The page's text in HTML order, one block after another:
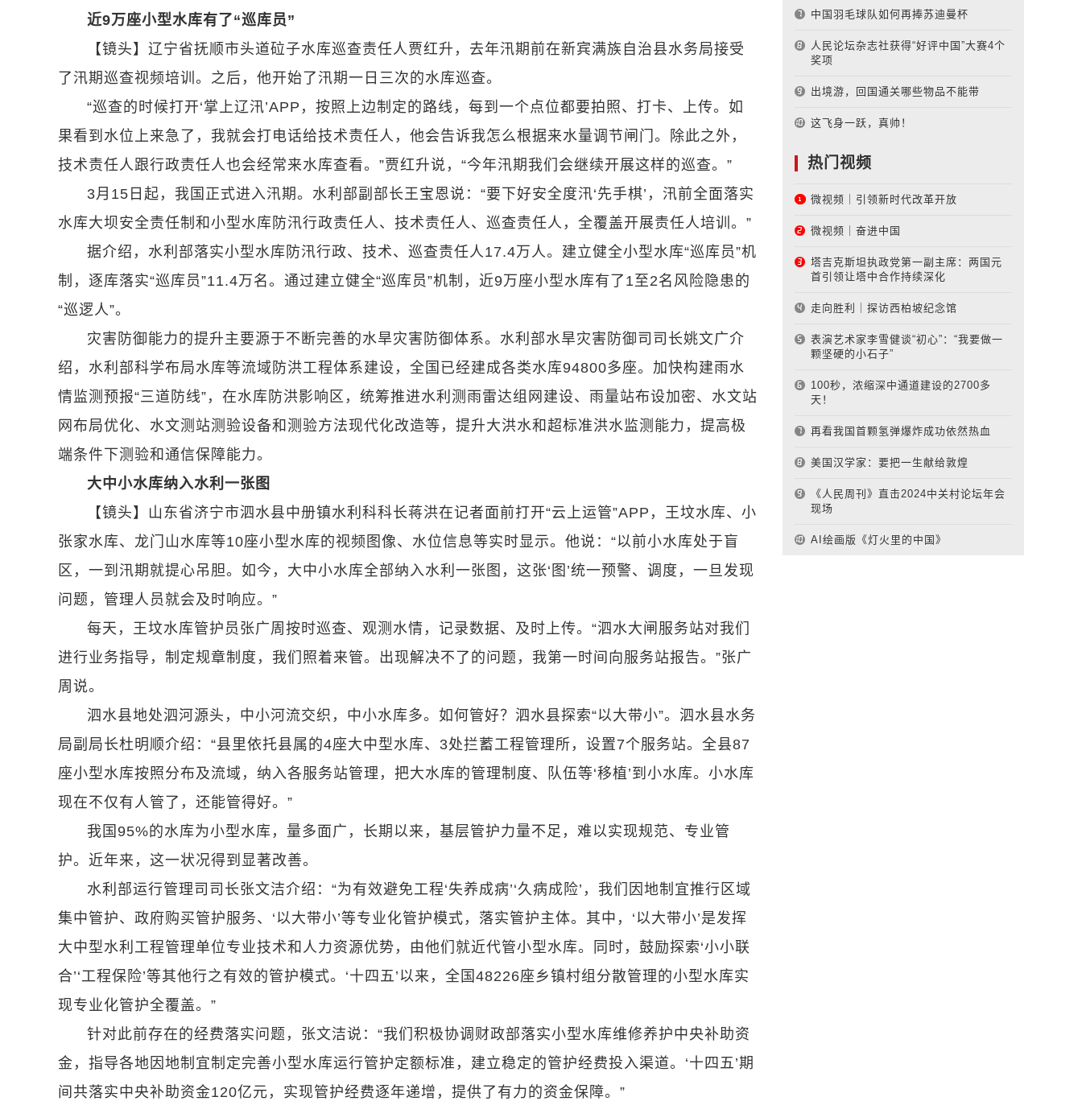
近9万座小型水库有了“巡库员”
【镜头】辽宁省抚顺市头道砬子水库巡查责任人贾红升，去年汛期前在新宾满族自治县水务局接受
了汛期巡查视频培训。之后，他开始了汛期一日三次的水库巡查。
“巡查的时候打开‘掌上辽汛’APP，按照上边制定的路线，每到一个点位都要拍照、打卡、上传。如
果看到水位上来急了，我就会打电话给技术责任人，他会告诉我怎么根据来水量调节闸门。除此之外，
技术责任人跟行政责任人也会经常来水库查看。”贾红升说，“今年汛期我们会继续开展这样的巡查。”
3月15日起，我国正式进入汛期。水利部副部长王宝恩说：“要下好安全度汛‘先手棋’，汛前全面落实
水库大坝安全责任制和小型水库防汛行政责任人、技术责任人、巡查责任人，全覆盖开展责任人培训。”
据介绍，水利部落实小型水库防汛行政、技术、巡查责任人17.4万人。建立健全小型水库“巡库员”机
制，逐库落实“巡库员”11.4万名。通过建立健全“巡库员”机制，近9万座小型水库有了1至2名风险隐患的
“巡逻人”。
灾害防御能力的提升主要源于不断完善的水旱灾害防御体系。水利部水旱灾害防御司司长姚文广介
绍，水利部科学布局水库等流域防洪工程体系建设，全国已经建成各类水库94800多座。加快构建雨水
情监测预报“三道防线”，在水库防洪影响区，统筹推进水利测雨雷达组网建设、雨量站布设加密、水文站
网布局优化、水文测站测验设备和测验方法现代化改造等，提升大洪水和超标准洪水监测能力，提高极
端条件下测验和通信保障能力。
大中小水库纳入水利一张图
【镜头】山东省济宁市泗水县中册镇水利科科长蒋洪在记者面前打开“云上运管”APP，王坟水库、小
张家水库、龙门山水库等10座小型水库的视频图像、水位信息等实时显示。他说：“以前小水库处于盲
区，一到汛期就提心吊胆。如今，大中小水库全部纳入水利一张图，这张‘图’统一预警、调度，一旦发现
问题，管理人员就会及时响应。”
每天，王坟水库管护员张广周按时巡查、观测水情，记录数据、及时上传。“泗水大闸服务站对我们
进行业务指导，制定规章制度，我们照着来管。出现解决不了的问题，我第一时间向服务站报告。”张广
周说。
泗水县地处泗河源头，中小河流交织，中小水库多。如何管好？泗水县探索“以大带小”。泗水县水务
局副局长杜明顺介绍：“县里依托县属的4座大中型水库、3处拦蓄工程管理所，设置7个服务站。全县87
座小型水库按照分布及流域，纳入各服务站管理，把大水库的管理制度、队伍等‘移植’到小水库。小水库
现在不仅有人管了，还能管得好。”
我国95%的水库为小型水库，量多面广，长期以来，基层管护力量不足，难以实现规范、专业管
护。近年来，这一状况得到显著改善。
水利部运行管理司司长张文洁介绍：“为有效避免工程‘失养成病’‘久病成险’，我们因地制宜推行区域
集中管护、政府购买管护服务、‘以大带小’等专业化管护模式，落实管护主体。其中，‘以大带小’是发挥
大中型水利工程管理单位专业技术和人力资源优势，由他们就近代管小型水库。同时，鼓励探索‘小小联
合’‘工程保险’等其他行之有效的管护模式。‘十四五’以来，全国48226座乡镇村组分散管理的小型水库实
现专业化管护全覆盖。”
针对此前存在的经费落实问题，张文洁说：“我们积极协调财政部落实小型水库维修养护中央补助资
金，指导各地因地制宜制定完善小型水库运行管护定额标准，建立稳定的管护经费投入渠道。‘十四五’期
间共落实中央补助资金120亿元，实现管护经费逐年递增，提供了有力的资金保障。”
中国羽毛球队如何再捧苏迪曼杯
人民论坛杂志社获得“好评中国”大赛4个
奖项
出境游，回国通关哪些物品不能带
这飞身一跃，真帅！
热门视频
微视频｜引领新时代改革开放
微视频｜奋进中国
塔吉克斯坦执政党第一副主席：两国元
首引领让塔中合作持续深化
走向胜利｜探访西柏坡纪念馆
表演艺术家李雪健谈“初心”：“我要做一
颗坚硬的小石子”
100秒，浓缩深中通道建设的2700多
天！
再看我国首颗氢弹爆炸成功依然热血
美国汉学家：要把一生献给敦煌
《人民周刊》直击2024中关村论坛年会
现场
AI绘画版《灯火里的中国》